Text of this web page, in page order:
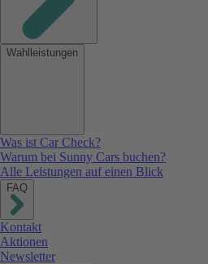
Wahlleistungen
Was ist Car Check?
Warum bei Sunny Cars buchen?
Alle Leistungen auf einen Blick
FAQ
Kontakt
Aktionen
Newsletter